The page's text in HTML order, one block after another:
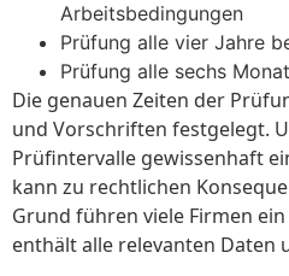
Arbeitsbedingungen
Prüfung alle vier Jahre
Prüfung alle sechs
Die genauen Zeiten der
und Vorschriften festgelegt.
Prüfintervalle gewissenhaft
kann zu rechtlichen
Grund führen viele Firmen
enthält alle relevanten Daten